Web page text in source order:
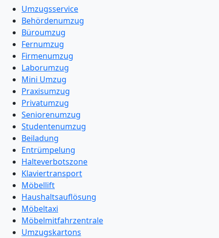
Umzugsservice
Behördenumzug
Büroumzug
Fernumzug
Firmenumzug
Laborumzug
Mini Umzug
Praxisumzug
Privatumzug
Seniorenumzug
Studentenumzug
Beiladung
Entrümpelung
Halteverbotszone
Klaviertransport
Möbellift
Haushaltsauflösung
Möbeltaxi
Möbelmitfahrzentrale
Umzugskartons